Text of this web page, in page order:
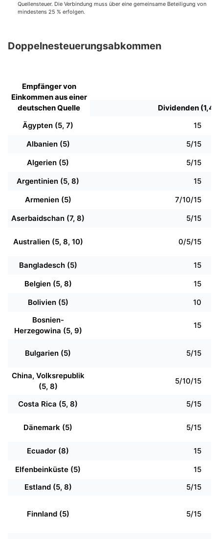
Quellensteuer. Die Verbindung muss über eine gemeinsame Beteiligung von
mindestens 25 % erfolgen.
Doppelnesteuerungsabkommen
Empfänger von
Einkommen aus einer
deutschen Quelle
Dividenden (1,4)
Ägypten (5, 7)
15
Albanien (5)
5/15
Algerien (5)
5/15
Argentinien (5, 8)
15
Armenien (5)
7/10/15
Aserbaidschan (7, 8)
5/15
Australien (5, 8, 10) 0/5/15
Bangladesch (5)
15
Belgien (5, 8)
15
Bolivien (5)
10
Bosnien-
Herzegowina (5, 9)
15
Bulgarien (5) 5/15
China, Volksrepublik
(5, 8)
5/10/15
Costa Rica (5, 8) 5/15
Dänemark (5) 5/15
Ecuador (8)
15
Elfenbeinküste (5)
15
Estland (5, 8)
5/15
Finnland (5) 5/15